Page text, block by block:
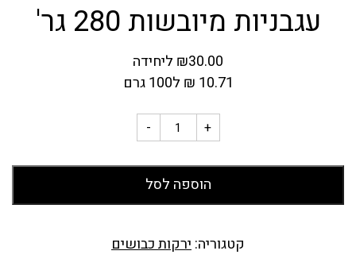
עגבניות מיובשות 280 גר'
₪30.00
ליחידה
10.71
₪ ל100 גרם
- +
הוספה לסל
קטגוריה:ירקות כבושים